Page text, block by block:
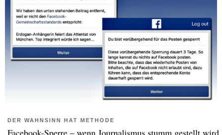
DER WAHNSINN HAT METHODE
Facebook-Sperre – wenn Journalismus stumm gestellt wird